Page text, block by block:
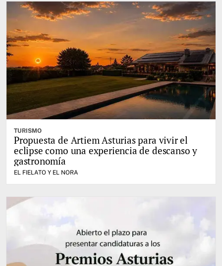
TURISMO
Propuesta de Artiem Asturias para vivir el
eclipse como una experiencia de descanso y
gastronomía
EL FIELATO Y EL NORA